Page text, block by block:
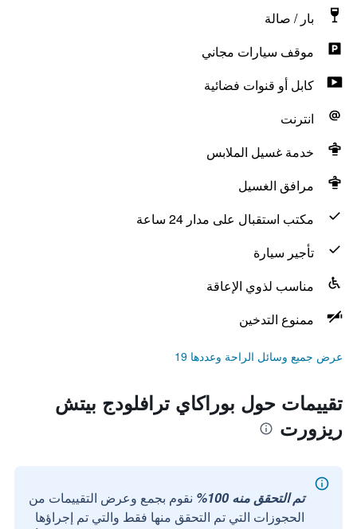
بار / صالة
موقف سيارات مجاني
كابل أو قنوات فضائية
انترنت
خدمة غسيل الملابس
مرافق الغسيل
مكتب استقبال على مدار 24 ساعة
تأجير سيارة
مناسب لذوي الإعاقة
ممنوع التدخين
عرض جميع وسائل الراحة وعددها 19
تقييمات حول بوراكاي ترافلودج بيتش
ريزورت
تم التحقق منه 100%
نقوم بجمع وعرض التقييمات من
الحجوزات التي تم التحقق منها فقط والتي تم إجراؤها